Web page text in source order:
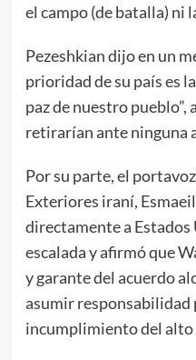
el campo (de batalla) ni
Pezeshkian dijo en un
prioridad de su país es
paz de nuestro pueblo”,
retirarían ante ninguna
Por su parte, el
Exteriores iraní,
directamente a Estados
escalada y afirmó que
y garante del acuerdo
asumir responsabilidad
incumplimiento del alto